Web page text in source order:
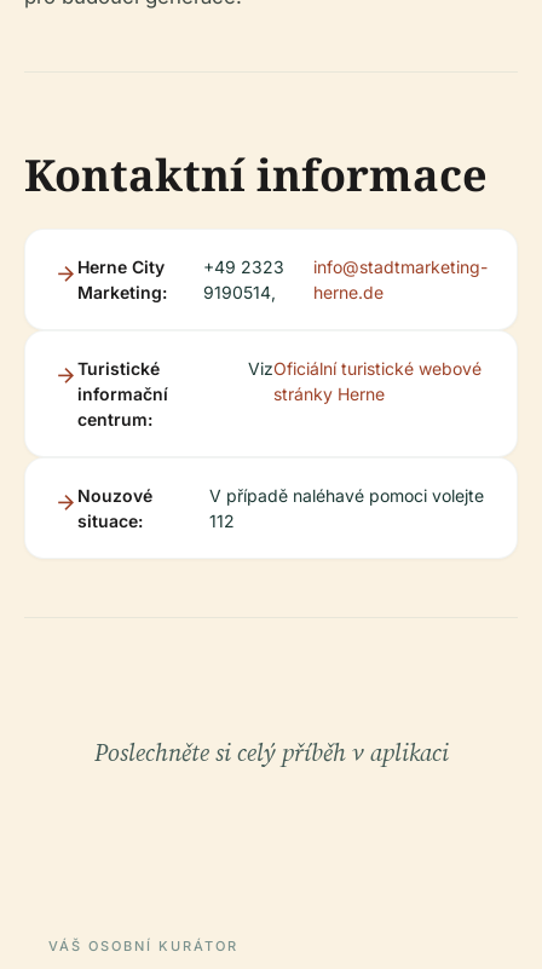
Kontaktní informace
Herne City
Marketing:
+49 2323
9190514,
info@stadtmarketing-
herne.de
Turistické
informační
centrum:
VizOficiální turistické webové
stránky Herne
Nouzové
situace:
V případě naléhavé pomoci volejte
112
Poslechněte si celý příběh v aplikaci
VÁŠ OSOBNÍ KURÁTOR